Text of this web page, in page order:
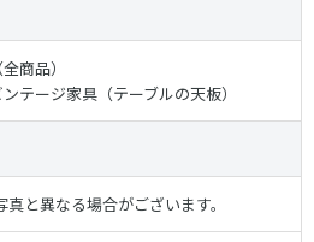
商品）
テージ家具（テーブルの天板）
と異なる場合がございます。